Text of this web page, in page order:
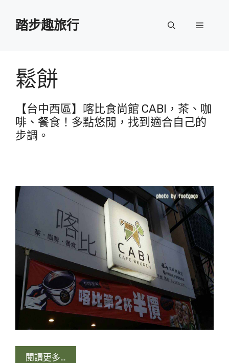
踏步趣旅行 選
鬆餅
【台中西區】喀比食尚館 CABI，茶、咖
啡、餐食！多點悠閒，找到適合自己的
步調。
閱讀更多…